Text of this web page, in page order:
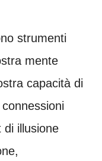
strumenti
mente
capacità di
di illusione